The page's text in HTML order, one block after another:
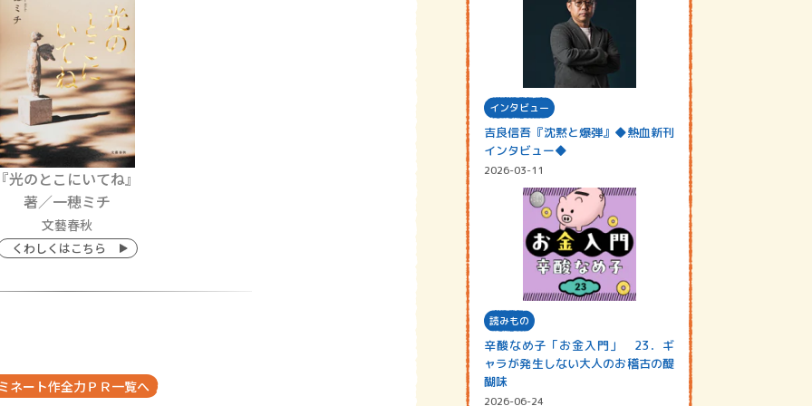
光のとこにいてね』
著／一穂ミチ
文藝春秋
くわしくはこちら
ネート作全力ＰＲ一覧へ
インタビュー
吉良信吾『沈黙と爆弾』◆熱血新刊
インタビュー◆
2026-03-11
読みもの
辛酸なめ子「お金入門」 23．ギ
ャラが発生しない大人のお稽古の醍
醐味
2026-06-24